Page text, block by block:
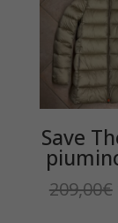
Save
209,00€